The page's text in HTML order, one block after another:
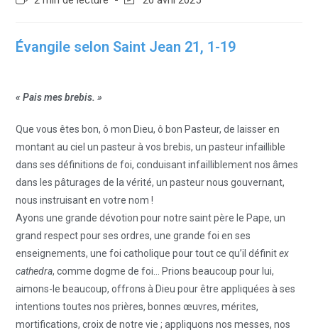
Évangile selon Saint Jean 21, 1-19
« Pais mes brebis. »
Que vous êtes bon, ô mon Dieu, ô bon Pasteur, de laisser en
montant au ciel un pasteur à vos brebis, un pasteur infaillible
dans ses définitions de foi, conduisant infailliblement nos âmes
dans les pâturages de la vérité, un pasteur nous gouvernant,
nous instruisant en votre nom !
Ayons une grande dévotion pour notre saint père le Pape, un
grand respect pour ses ordres, une grande foi en ses
enseignements, une foi catholique pour tout ce qu’il définitex
cathedra, comme dogme de foi… Prions beaucoup pour lui,
aimons-le beaucoup, offrons à Dieu pour être appliquées à ses
intentions toutes nos prières, bonnes œuvres, mérites,
mortifications, croix de notre vie ; appliquons nos messes, nos